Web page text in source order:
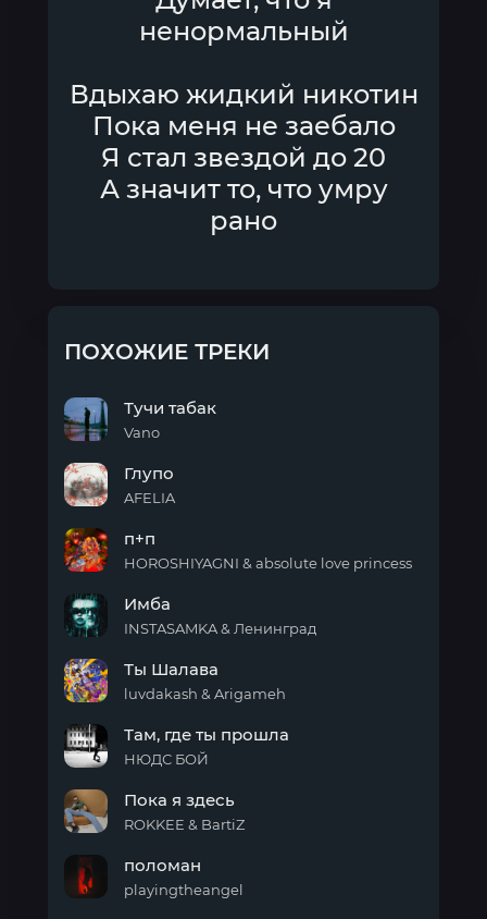
ненормальный
Вдыхаю жидкий никотин
Пока меня не заебало
Я стал звездой до 20
А значит то, что умру
рано
ПОХОЖИЕ ТРЕКИ
табак
Тучи табак
Vano
Глупо
AFELIA
п+п
HOROSHIYAGNI & absolute love princess
Имба
INSTASAMKA & Ленинград
Шалава
Ты Шалава
luvdakash & Arigameh
где
ты
Там, где ты прошла
НЮДС БОЙ
я
здесь
Пока я здесь
ROKKEE & BartiZ
поломан
playingtheangel